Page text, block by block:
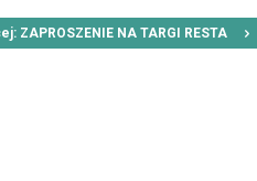
ZAPROSZENIE NA TARGI RESTA